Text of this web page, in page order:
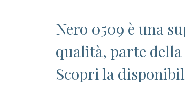
Nero 0509 è una
qualità, parte
Scopri la